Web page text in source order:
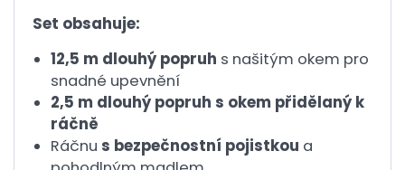
Set obsahuje:
12,5 m dlouhý popruh s našitým okem pro
snadné upevnění
2,5 m dlouhý popruh s okem přidělaný k
ráčně
Ráčnu s bezpečnostní pojistkou a